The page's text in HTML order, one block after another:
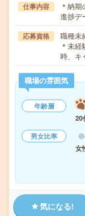
仕事内容
＊納
進捗デ
応募資格
職種未
＊未
時、キ
職場の雰囲気
年齢層
20
男女比率
女
気になる!